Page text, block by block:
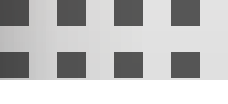
Wildbienen
Seniorenbus
Verabschiedung unserer studentischen
Bauwesen
Business-Services
Dienstleistung
Einzelhandel & Handel
Elektrik & Elektronik